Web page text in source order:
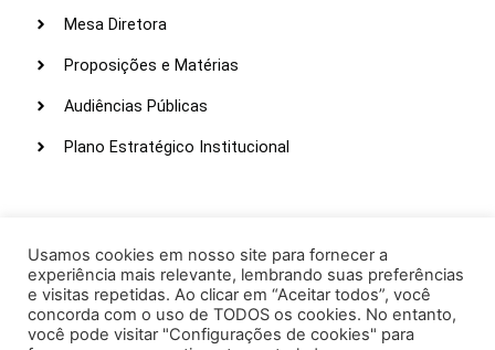
Mesa Diretora
Proposições e Matérias
Audiências Públicas
Plano Estratégico Institucional
Webmail
Intranet
Administração
Usamos cookies em nosso site para fornecer a
experiência mais relevante, lembrando suas preferências
e visitas repetidas. Ao clicar em “Aceitar todos”, você
concorda com o uso de TODOS os cookies. No entanto,
você pode visitar "Configurações de cookies" para